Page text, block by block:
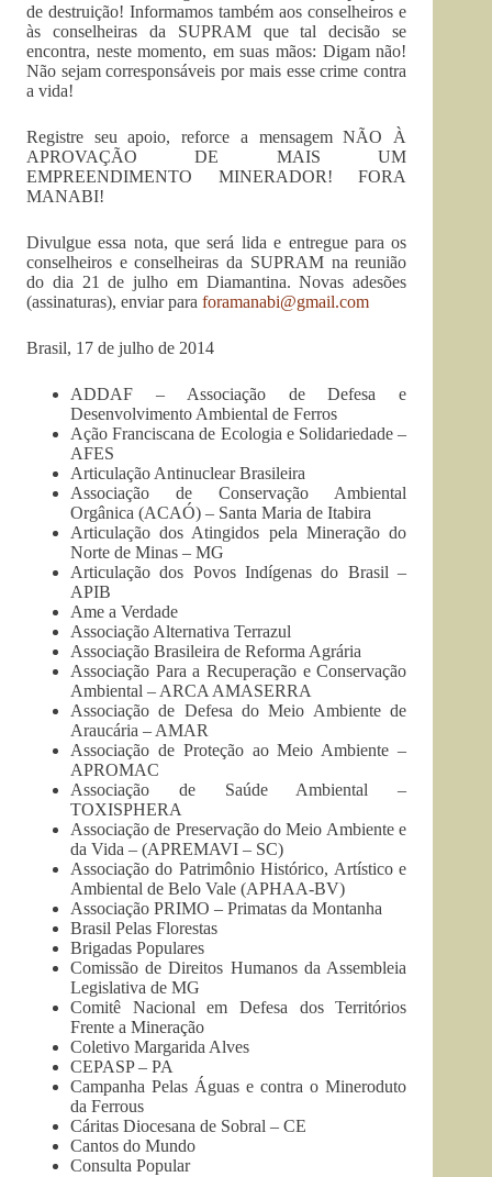
de destruição! Informamos também aos conselheiros e
às conselheiras da SUPRAM que tal decisão se
encontra, neste momento, em suas mãos: Digam não!
Não sejam corresponsáveis por mais esse crime contra
a vida!
Registre seu apoio, reforce a mensagem NÃO À
APROVAÇÃO DE MAIS UM
EMPREENDIMENTO MINERADOR! FORA
MANABI!
Divulgue essa nota, que será lida e entregue para os
conselheiros e conselheiras da SUPRAM na reunião
do dia 21 de julho em Diamantina. Novas adesões
(assinaturas), enviar para foramanabi@gmail.com
Brasil, 17 de julho de 2014
ADDAF – Associação de Defesa e
Desenvolvimento Ambiental de Ferros
Ação Franciscana de Ecologia e Solidariedade –
AFES
Articulação Antinuclear Brasileira
Associação de Conservação Ambiental
Orgânica (ACAÓ) – Santa Maria de Itabira
Articulação dos Atingidos pela Mineração do
Norte de Minas – MG
Articulação dos Povos Indígenas do Brasil –
APIB
Ame a Verdade
Associação Alternativa Terrazul
Associação Brasileira de Reforma Agrária
Associação Para a Recuperação e Conservação
Ambiental – ARCA AMASERRA
Associação de Defesa do Meio Ambiente de
Araucária – AMAR
Associação de Proteção ao Meio Ambiente –
APROMAC
Associação de Saúde Ambiental –
TOXISPHERA
Associação de Preservação do Meio Ambiente e
da Vida – (APREMAVI – SC)
Associação do Patrimônio Histórico, Artístico e
Ambiental de Belo Vale (APHAA-BV)
Associação PRIMO – Primatas da Montanha
Brasil Pelas Florestas
Brigadas Populares
Comissão de Direitos Humanos da Assembleia
Legislativa de MG
Comitê Nacional em Defesa dos Territórios
Frente a Mineração
Coletivo Margarida Alves
CEPASP – PA
Campanha Pelas Águas e contra o Mineroduto
da Ferrous
Cáritas Diocesana de Sobral – CE
Cantos do Mundo
Consulta Popular